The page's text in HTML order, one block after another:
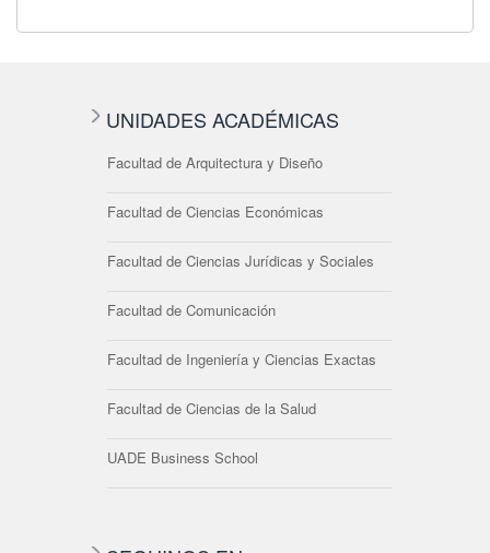
UNIDADES ACADÉMICAS
Facultad de Arquitectura y Diseño
Facultad de Ciencias Económicas
Facultad de Ciencias Jurídicas y Sociales
Facultad de Comunicación
Facultad de Ingeniería y Ciencias Exactas
Facultad de Ciencias de la Salud
UADE Business School